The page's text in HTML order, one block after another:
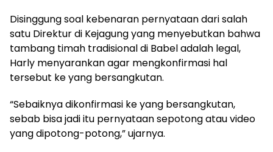
Disinggung soal kebenaran pernyataan dari salah
satu Direktur di Kejagung yang menyebutkan bahwa
tambang timah tradisional di Babel adalah legal,
Harly menyarankan agar mengkonfirmasi hal
tersebut ke yang bersangkutan.
“Sebaiknya dikonfirmasi ke yang bersangkutan,
sebab bisa jadi itu pernyataan sepotong atau video
yang dipotong-potong,” ujarnya.